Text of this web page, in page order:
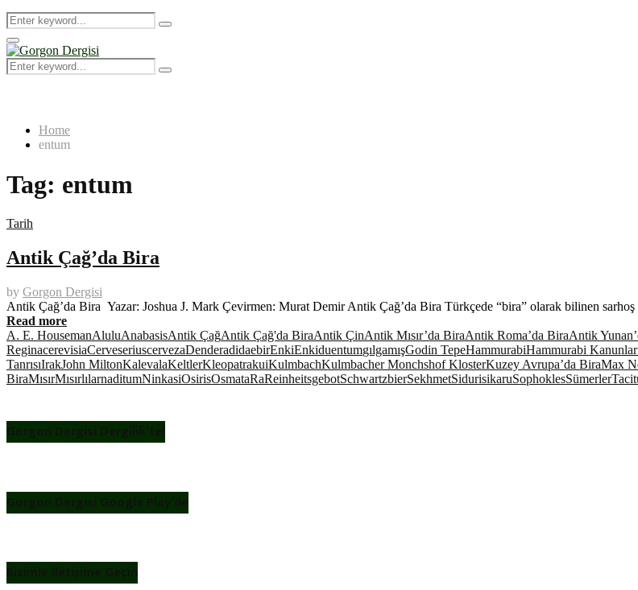
Search
for:
Search
Primary
Menu
Search
for:
Search
Home
entum
Tag: entum
Tarih
Antik Çağ’da Bira
by Gorgon Dergisi
Antik Çağ’da Bira Yazar: Joshua J. Mark Çevirmen: Murat Demir Antik Çağ’da Bira Türkçede “bira” olarak bilinen sarhoş
Read more
A. E. HousemanAluluAnabasisAntik ÇağAntik Çağ'da BiraAntik ÇinAntik Mısır’da BiraAntik Roma’da BiraAntik
ReginacerevisiaCerveseriuscervezaDenderadidaebirEnkiEnkiduentumgılgamışGodin TepeHammurabiHammurabi
TanrısıIrakJohn MiltonKalevalaKeltlerKleopatrakuiKulmbachKulmbacher Monchshof KlosterKuzey Avrupa’da BiraMax
BiraMısırMısırlılarnaditumNinkasiOsirisOsmataRaReinheitsgebotSchwartzbierSekhmetSidurisikaruSophoklesSümerler
Gorgon Dergisi Dergilik’te!
Gorgon Dergisi Google Play’de
Bizimle İletişime Geçin